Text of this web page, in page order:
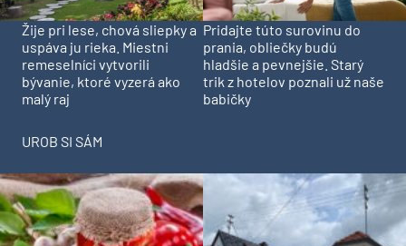
Žije pri lese, chová sliepky a
uspáva ju rieka. Miestni
remeselníci vytvorili
bývanie, ktoré vyzerá ako
malý raj
Pridajte túto surovinu do
prania, obliečky budú
hladšie a pevnejšie. Starý
trik z hotelov poznali už naše
babičky
UROB SI SÁM